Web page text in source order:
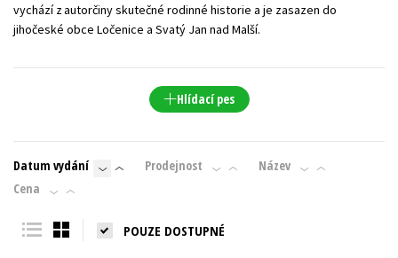
Umění a kultura
Výchova a pedagogika
Young adult
Young adult (SK)
Zahraniční literatura
vychází z autorčiny skutečné rodinné historie a je zasazen do
jihočeské obce Ločenice a Svatý Jan nad Malší.
Hlídací pes
Datum vydání Prodejnost
Název
Cena
POUZE DOSTUPNÉ